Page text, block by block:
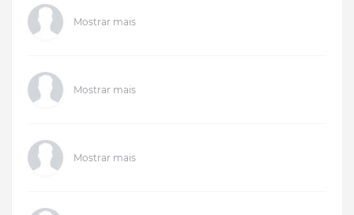
Mostrar mais
Mostrar mais
Mostrar mais